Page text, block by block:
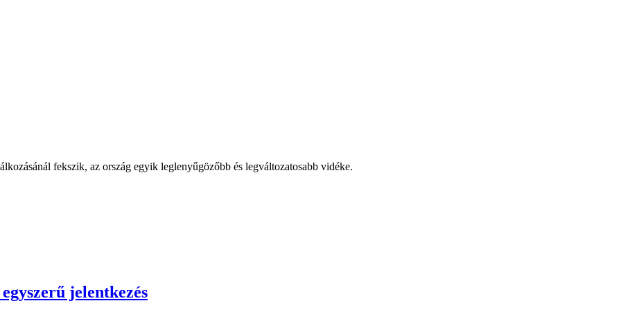
fekszik, az ország egyik leglenyűgözőbb és legváltozatosabb vidéke.
jelentkezés